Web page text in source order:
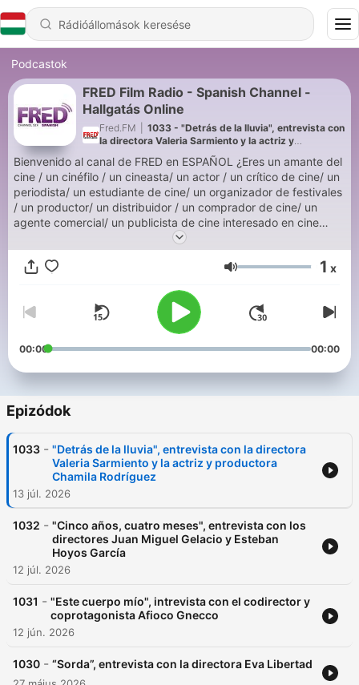
Podcastok
FRED Film Radio - Spanish Channel -
Hallgatás Online
Fred.FM
1033 - "Detrás de la lluvia", entrevista con
la directora Valeria Sarmiento y la actriz y
productora Chamila Rodríguez
Bienvenido al canal de FRED en ESPAÑOL ¿Eres un amante del
cine / un cinéfilo / un cineasta/ un actor / un crítico de cine/ un
periodista/ un estudiante de cine/ un organizador de festivales
/ un productor/ un distribuidor / un comprador de cine/ un
agente comercial/ un publicista de cine interesado en cine
independiente y en festivales de cine? ESTÁS EN EL LUGAR
ADECUADO ¡FRED FILM RADIO ES TU RADIO! La idea es
permitirle a todos aquellos que no pueden asistir a festivales
ofrecerles información exhaustiva y entretenimiento
personalizado a los que sí pueden asistir. Si tu idioma es el
español, o es un idioma que conoces, ¡ESTE ES TU CANAL!
Hangerő 1 x
00:00 00:00
Epizódok
1033 - "Detrás de la lluvia", entrevista con la directora
Valeria Sarmiento y la actriz y productora
Chamila Rodríguez
13 júl. 2026
1032 - "Cinco años, cuatro meses", entrevista con los
directores Juan Miguel Gelacio y Esteban
Hoyos García
12 júl. 2026
1031 - "Este cuerpo mío", intrevista con el codirector y
coprotagonista Afioco Gnecco
12 jún. 2026
1030 - “Sorda”, entrevista con la directora Eva Libertad